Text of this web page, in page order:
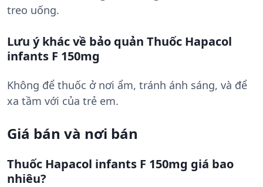
treo uống.
Lưu ý khác về bảo quản Thuốc Hapacol
infants F 150mg
Không để thuốc ở nơi ẩm, tránh ánh sáng, và để
xa tầm với của trẻ em.
Giá bán và nơi bán
Thuốc Hapacol infants F 150mg giá bao
nhiêu?